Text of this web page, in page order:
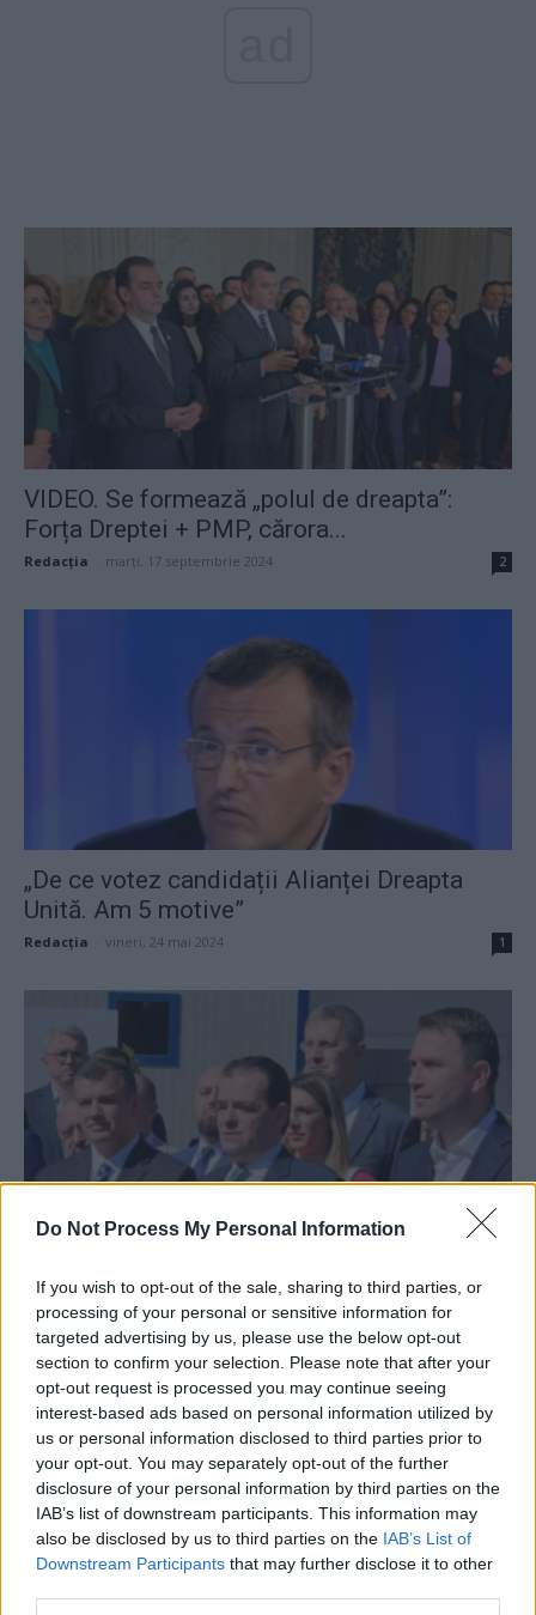
Do Not Process My Personal Information
If you wish to opt-out of the sale, sharing to third parties, or
processing of your personal or sensitive information for
targeted advertising by us, please use the below opt-out
section to confirm your selection. Please note that after your
opt-out request is processed you may continue seeing
interest-based ads based on personal information utilized by
us or personal information disclosed to third parties prior to
your opt-out. You may separately opt-out of the further
disclosure of your personal information by third parties on the
IAB’s list of downstream participants. This information may
also be disclosed by us to third parties on the IAB’s List of
Downstream Participants that may further disclose it to other
VIDEO. Se formează „polul de dreapta”:
Forța Dreptei + PMP, cărora...
Redacţia marți, 17 septembrie 2024 2
„De ce votez candidații Alianței Dreapta
Unită. Am 5 motive”
Redacţia vineri, 24 mai 2024 1
finaliza integrarea europeană...
Redacţia - marți, 14 mai 2024